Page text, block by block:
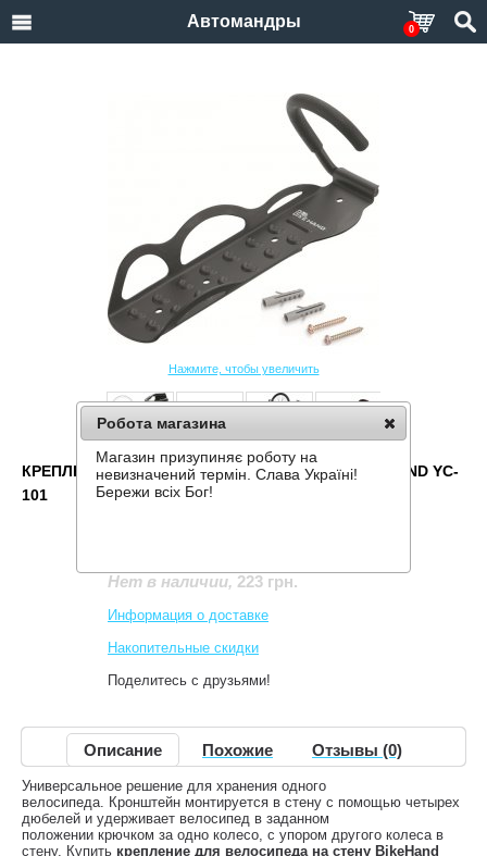
Автомандры 0
Нажмите, чтобы увеличить
КРЕПЛЕНИЕ ДЛЯ ВЕЛОСИПЕДА НА СТЕНУ BIKEHAND YC-
101
Нет в наличии, 223 грн.
Информация о доставке
Накопительные скидки
Поделитесь с друзьями!
Описание Похожие Отзывы (0)
Универсальное решение для хранения одного
велосипеда. Кронштейн монтируется в стену с помощью четырех
дюбелей и удерживает велосипед в заданном
положении крючком за одно колесо, с упором другого колеса в
стену. Купить крепление для велосипеда на стену BikeHand
Робота магазина
Магазин призупиняє роботу на
невизначений термін. Слава Україні!
Бережи всіх Бог!